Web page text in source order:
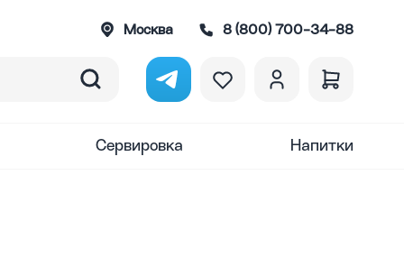
Москва 8 (800) 700-34-88
Сервировка Напитки